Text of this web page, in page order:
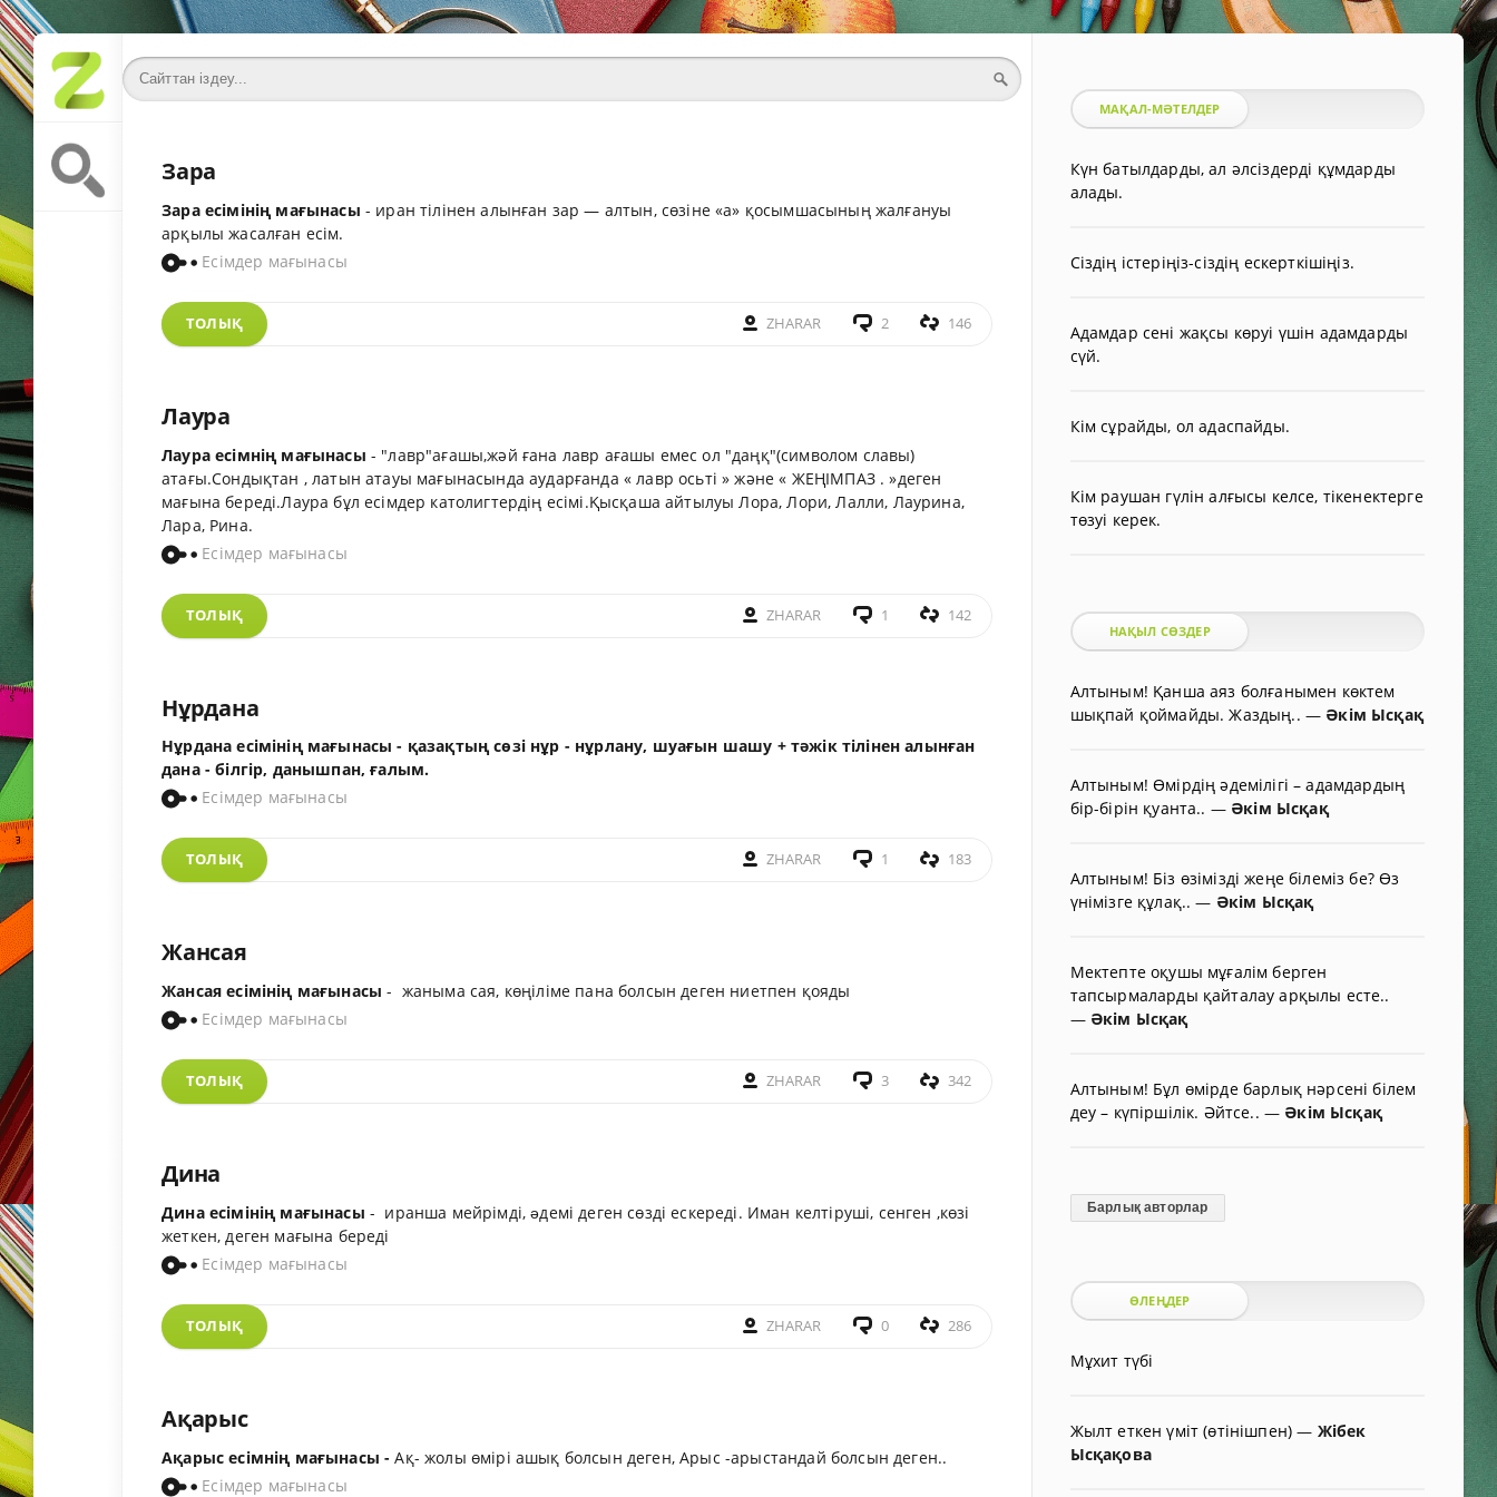
Зара
Зара есімінің мағынасы - иран тілінен алынған зар — алтын, сөзіне «а» қосымшасының жалғануы
арқылы жасалған есім.
Есімдер мағынасы
ТОЛЫҚ ZHARAR 2 146
Лаура
Лаура есімнің мағынасы - "лавр"ағашы,жәй ғана лавр ағашы емес ол "даңқ"(символом славы)
атағы.Сондықтан , латын атауы мағынасында аударғанда « лавр осьті » және « ЖЕҢІМПАЗ . »деген
мағына береді.Лаура бұл есімдер католигтердің есімі.Қысқаша айтылуы Лора, Лори, Лалли, Лаурина,
Лара, Рина.
Есімдер мағынасы
ТОЛЫҚ ZHARAR 1 142
Нұрдана
Нұрдана есімінің мағынасы - қазақтың сөзі нұр - нұрлану, шуағын шашу + тәжік тілінен алынған
дана - білгір, данышпан, ғалым.
Есімдер мағынасы
ТОЛЫҚ ZHARAR 1 183
Жансая
Жансая есімінің мағынасы - жаныма сая, көңіліме пана болсын деген ниетпен қояды
Есімдер мағынасы
ТОЛЫҚ ZHARAR 3 342
Дина
Дина есімінің мағынасы - иранша мейрімді, əдемі деген сөзді ескереді. Иман келтіруші, сенген ,көзі
жеткен, деген мағына береді
Есімдер мағынасы
ТОЛЫҚ ZHARAR 0 286
Ақарыс
Ақарыс есімнің мағынасы - Ақ- жолы өмірі ашық болсын деген, Арыс -арыстандай болсын деген..
Есімдер мағынасы
МАҚАЛ-МӘТЕЛДЕР
Күн батылдарды, ал әлсіздерді құмдарды
алады.
Сіздің істеріңіз-сіздің ескерткішіңіз.
Адамдар сені жақсы көруі үшін адамдарды
сүй.
Кім сұрайды, ол адаспайды.
Кім раушан гүлін алғысы келсе, тікенектерге
төзуі керек.
НАҚЫЛ СӨЗДЕР
Алтыным! Қанша аяз болғанымен көктем
шықпай қоймайды. Жаздың.. — Әкім Ысқақ
Алтыным! Өмірдің әдемілігі – адамдардың
бір-бірін қуанта.. — Әкім Ысқақ
Алтыным! Біз өзімізді жеңе білеміз бе? Өз
үнімізге құлақ..— Әкім Ысқақ
Мектепте оқушы мұғалім берген
тапсырмаларды қайталау арқылы есте..
— Әкім Ысқақ
Алтыным! Бұл өмірде барлық нәрсені білем
деу – күпіршілік. Әйтсе.. — Әкім Ысқақ
Барлық авторлар
ӨЛЕҢДЕР
Мұхит түбі
Жылт еткен үміт (өтінішпен)— Жібек
Ысқақова